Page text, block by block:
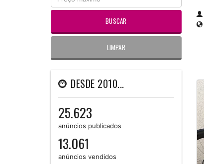
LIMPAR
DESDE 2010...
25.623
anúncios publicados
13.061
anúncios vendidos